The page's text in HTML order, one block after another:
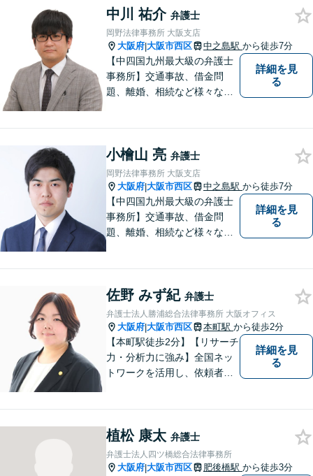
中川 祐介 弁護士
岡野法律事務所 大阪支店
大阪府|大阪市西区 中之島駅 から徒歩7分
【中四国九州最大級の弁護士
事務所】交通事故、借金問
題、離婚、相続など様々な問
い！
詳細を見
る
小檜山 亮 弁護士
岡野法律事務所 大阪支店
大阪府|大阪市西区 中之島駅 から徒歩7分
【中四国九州最大級の弁護士
事務所】交通事故、借金問
題、離婚、相続など様々な問
い！
詳細を見
る
佐野 みず紀 弁護士
弁護士法人勝浦総合法律事務所 大阪オフィス
大阪府|大阪市西区 本町駅 から徒歩2分
【本町駅徒歩2分】【リサーチ
力・分析力に強み】全国ネッ
トワークを活用し、依頼者満
頼者様一人一人に寄り添い、
納得の解決へと導きます。
【初回相談無料】
詳細を見
る
植松 康太 弁護士
弁護士法人四ツ橋総合法律事務所
大阪府|大阪市西区 肥後橋駅 から徒歩3分